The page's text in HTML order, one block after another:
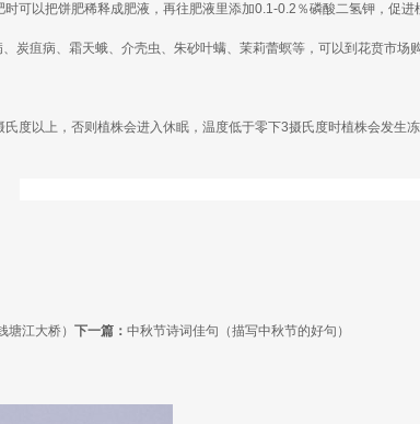
可以把饼肥稀释成肥液，再往肥液里添加0.1-0.2％磷酸二氢钾，促进
炭疽病、霜天蛾、介壳虫、朱砂叶螨、茉莉蕾螟等，可以到花贲市场
度以上，否则植株会进入休眠，温度低于零下3摄氏度时植株会发生冻
江大桥） 下一篇： 中秋节诗词佳句（描写中秋节的好句）